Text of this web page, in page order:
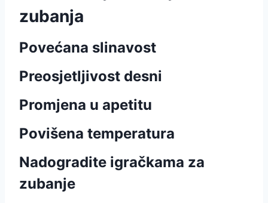
zubanja
Povećana slinavost
Preosjetljivost desni
Promjena u apetitu
Povišena temperatura
Nadogradite igračkama za
zubanje